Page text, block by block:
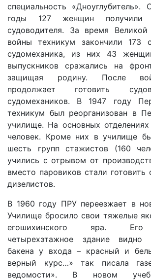
специальность
годы 127 женщин получили
судоводителя. За время Великой
войны техникум закончили 173
судомеханика, из них 43
выпускников сражались на
защищая родину. После
продолжает готовить
судомехаников. В 1947 году
техникум был реорганизован в
училище. На основных
человек. Кроме них в училище
шесть групп стажистов (160
учились с отрывом от
вместо паровиков стали готовить
дизелистов.
В 1960 году ПРУ переезжает в
Училище бросило свои тяжелые
егошихинского яра. Его
четырехэтажное здание видно
бакена у входа – красный и
верный курс…» так писала
ведомости». В новом